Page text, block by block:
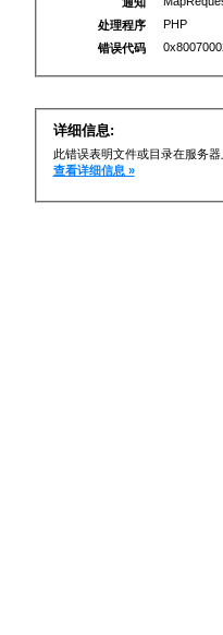
处理程序
PHP
错误代码
详细信息:
此错误表明文件或目录在服务
查看详细信息 »